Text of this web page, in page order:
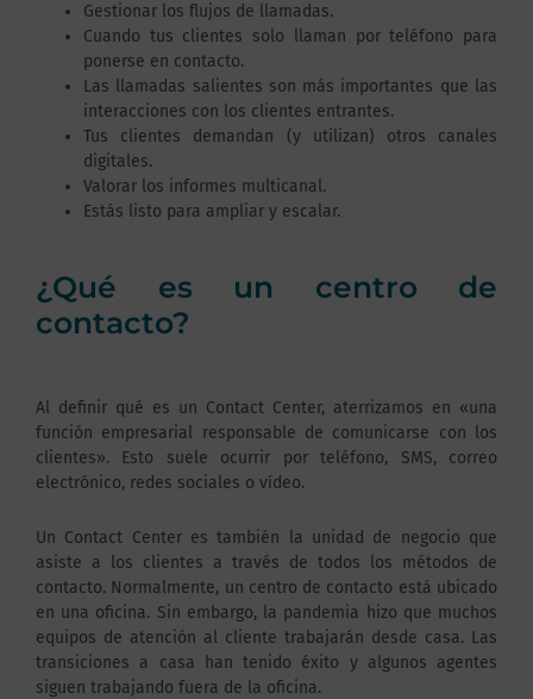
Gestionar los flujos de llamadas.
Cuando tus clientes solo llaman por teléfono para
ponerse en contacto.
Las llamadas salientes son más importantes que las
interacciones con los clientes entrantes.
Tus clientes demandan (y utilizan) otros canales
digitales.
Valorar los informes multicanal.
Estás listo para ampliar y escalar.
¿Qué es un centro de
contacto?
Al definir qué es un Contact Center, aterrizamos en «una
función empresarial responsable de comunicarse con los
clientes». Esto suele ocurrir por teléfono, SMS, correo
electrónico, redes sociales o vídeo.
Un Contact Center es también la unidad de negocio que
asiste a los clientes a través de todos los métodos de
contacto. Normalmente, un centro de contacto está ubicado
en una oficina. Sin embargo, la pandemia hizo que muchos
equipos de atención al cliente trabajarán desde casa. Las
transiciones a casa han tenido éxito y algunos agentes
siguen trabajando fuera de la oficina.